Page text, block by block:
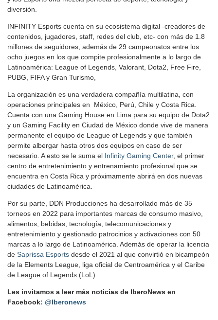
diversión.
INFINITY Esports cuenta en su ecosistema digital -creadores de
contenidos, jugadores, staff, redes del club, etc- con más de 1.8
millones de seguidores, además de 29 campeonatos entre los
ocho juegos en los que compite profesionalmente a lo largo de
Latinoamérica: League of Legends, Valorant, Dota2, Free Fire,
PUBG, FIFA y Gran Turismo,
La organización es una verdadera compañía multilatina, con
operaciones principales en México, Perú, Chile y Costa Rica.
Cuenta con una Gaming House en Lima para su equipo de Dota2
y un Gaming Facility en Ciudad de México donde vive de manera
permanente el equipo de League of Legends y que también
permite albergar hasta otros dos equipos en caso de ser
necesario. A esto se le suma el Infinity Gaming Center, el primer
centro de entretenimiento y entrenamiento profesional que se
encuentra en Costa Rica y próximamente abrirá en dos nuevas
ciudades de Latinoamérica.
Por su parte, DDN Producciones ha desarrollado más de 35
torneos en 2022 para importantes marcas de consumo masivo,
alimentos, bebidas, tecnología, telecomunicaciones y
entretenimiento y gestionado patrocinios y activaciones con 50
marcas a lo largo de Latinoamérica. Además de operar la licencia
de Saprissa Esports desde el 2021 al que convirtió en bicampeón
de la Elements League, liga oficial de Centroamérica y el Caribe
de League of Legends (LoL).
Les invitamos a leer más noticias de IberoNews en
Facebook: @Iberonews